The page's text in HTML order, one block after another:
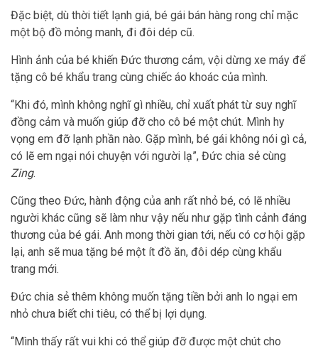
Đặc biệt, dù thời tiết lạnh giá, bé gái bán hàng rong chỉ mặc
một bộ đồ mỏng manh, đi đôi dép cũ.
Hình ảnh của bé khiến Đức thương cảm, vội dừng xe máy để
tặng cô bé khẩu trang cùng chiếc áo khoác của mình.
“Khi đó, mình không nghĩ gì nhiều, chỉ xuất phát từ suy nghĩ
đồng cảm và muốn giúp đỡ cho cô bé một chút. Mình hy
vọng em đỡ lạnh phần nào. Gặp mình, bé gái không nói gì cả,
có lẽ em ngại nói chuyện với người lạ”, Đức chia sẻ cùng
Zing.
Cũng theo Đức, hành động của anh rất nhỏ bé, có lẽ nhiều
người khác cũng sẽ làm như vậy nếu như gặp tình cảnh đáng
thương của bé gái. Anh mong thời gian tới, nếu có cơ hội gặp
lại, anh sẽ mua tặng bé một ít đồ ăn, đôi dép cùng khẩu
trang mới.
Đức chia sẻ thêm không muốn tặng tiền bởi anh lo ngại em
nhỏ chưa biết chi tiêu, có thể bị lợi dụng.
“Mình thấy rất vui khi có thể giúp đỡ được một chút cho